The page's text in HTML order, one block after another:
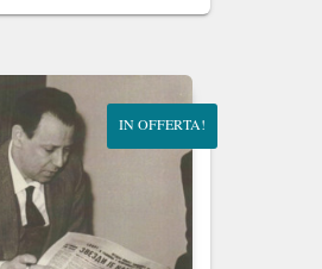
originale
€12.00.
attuale
€11.40.
IN OFFERTA!